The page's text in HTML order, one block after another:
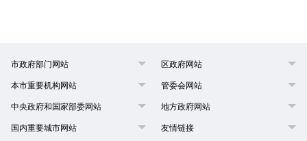
市政府部门网站 区政府网站
本市重要机构网站 管委会网站
中央政府和国家部委网站 地方政府网站
国内重要城市网站 友情链接